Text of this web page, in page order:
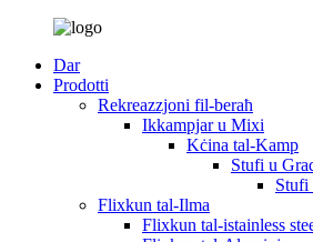
Dar
Prodotti
Rekreazzjoni fil-beraħ
Ikkampjar u Mixi
Kċina tal-Kamp
Stufi u
Stufi
Flixkun tal-Ilma
Flixkun tal-istainless